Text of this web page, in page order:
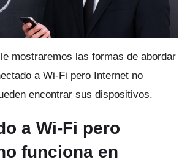
mostraremos las formas de abordar
a Wi-Fi pero Internet no
encontrar sus dispositivos.
a Wi-Fi pero
funciona en